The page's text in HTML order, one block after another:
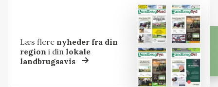
Læs flere nyheder fra din
region i dinlokale
landbrugsavis